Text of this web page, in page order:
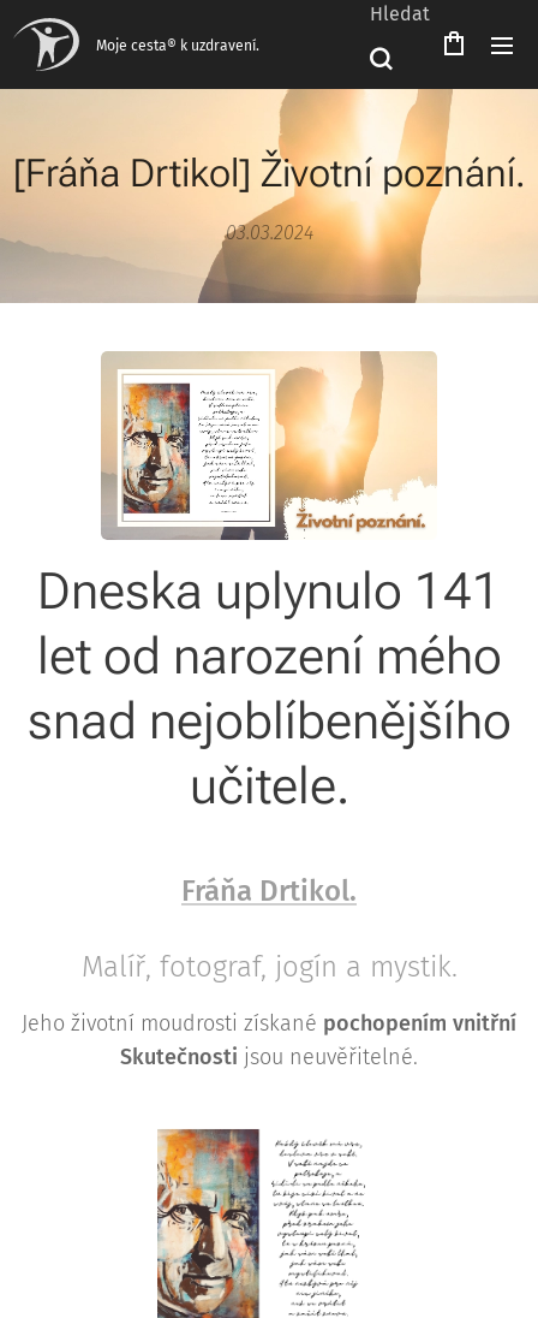
Moje cesta® k uzdravení.
Hledat
[Fráňa Drtikol] Životní poznání.
03.03.2024
Dneska uplynulo 141
let od narození mého
snad nejoblíbenějšího
učitele.
Fráňa Drtikol.
Malíř, fotograf, jogín a mystik.
Jeho životní moudrosti získané pochopením vnitřní
Skutečnosti jsou neuvěřitelné.